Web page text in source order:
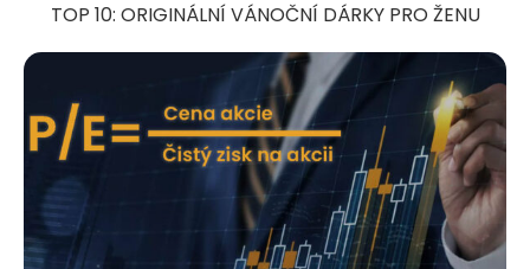
TOP 10: ORIGINÁLNÍ VÁNOČNÍ DÁRKY PRO ŽENU